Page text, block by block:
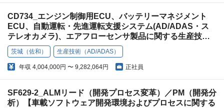
CD734_エンジン制御用ECU、バッテリーマネジメント
ECU、自動運転・先進運転支援システム(AD/ADAS・ス
テレオカメラ)、エアフローセンサ製品に関する生産技術
業務【茨城】（SDV）
茨城（佐和） 生産技術（AD/ADAS）
年収 4,004,000円 〜 9,282,064円 正社員
SF629-2_ALMリード（開発プロセス変革）／PM（開発分
析）【車載ソフトウェア開発環境およびプロセスに関する